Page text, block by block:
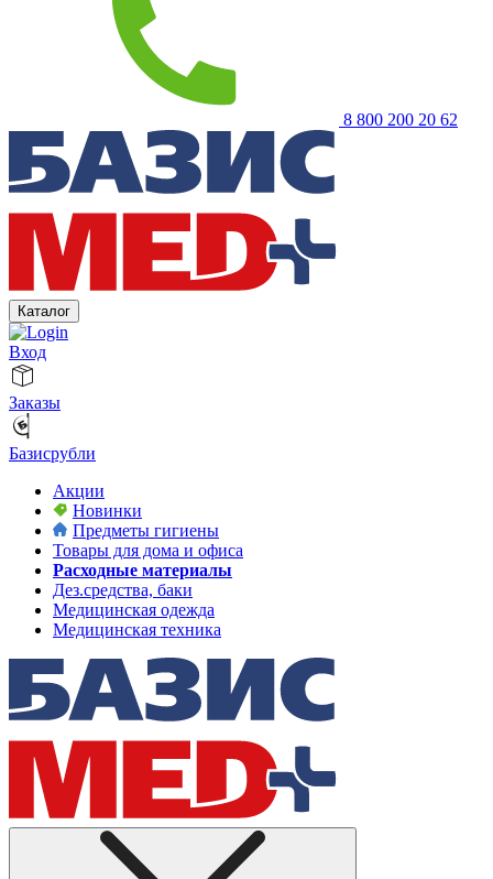
8 800 200 20 62
Каталог
Вход
Заказы
Базисрубли
Акции
Новинки
Предметы гигиены
Товары для дома и офиса
Расходные материалы
Дез.средства, баки
Медицинская одежда
Медицинская техника